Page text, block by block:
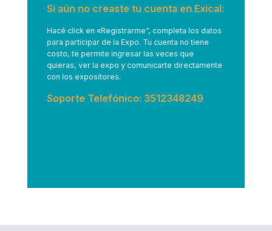
Si aún no creaste tu cuenta en Exical:
Hacé click en «Registrarme”, completa los datos
para participar de la Expo. Tu cuenta no tiene
costo, te permite ingresar las veces que
quieras, ver la expo y comunicarte directamente
con los expositores.
Soporte Telefónico: 3512348249